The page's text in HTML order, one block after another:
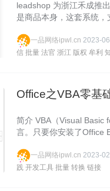
leadshop 为浙江禾成推
是商品本身，这套系统
一品网络ipwl.cn2023-
信 批量 法官 浙江 版权 牟利
Office之VBA零基
简介 VBA（Visual Basic
言。只要你安装了Office
一品网络ipwl.cn2023-
践 开发工具 批量 转换 链接